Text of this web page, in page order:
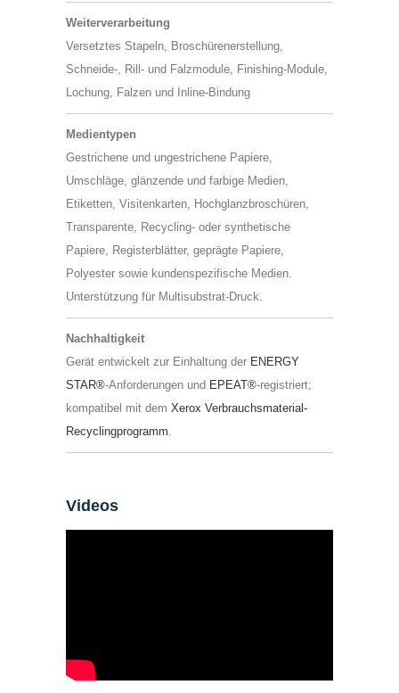
Weiterverarbeitung
Versetztes Stapeln, Broschürenerstellung,
Schneide-, Rill- und Falzmodule, Finishing-Module,
Lochung, Falzen und Inline-Bindung
Medientypen
Gestrichene und ungestrichene Papiere,
Umschläge, glänzende und farbige Medien,
Etiketten, Visitenkarten, Hochglanzbroschüren,
Transparente, Recycling- oder synthetische
Papiere, Registerblätter, geprägte Papiere,
Polyester sowie kundenspezifische Medien.
Unterstützung für Multisubstrat-Druck.
Nachhaltigkeit
Gerät entwickelt zur Einhaltung der ENERGY
STAR®-Anforderungen und EPEAT®-registriert;
kompatibel mit dem Xerox Verbrauchsmaterial-
Recyclingprogramm.
Videos